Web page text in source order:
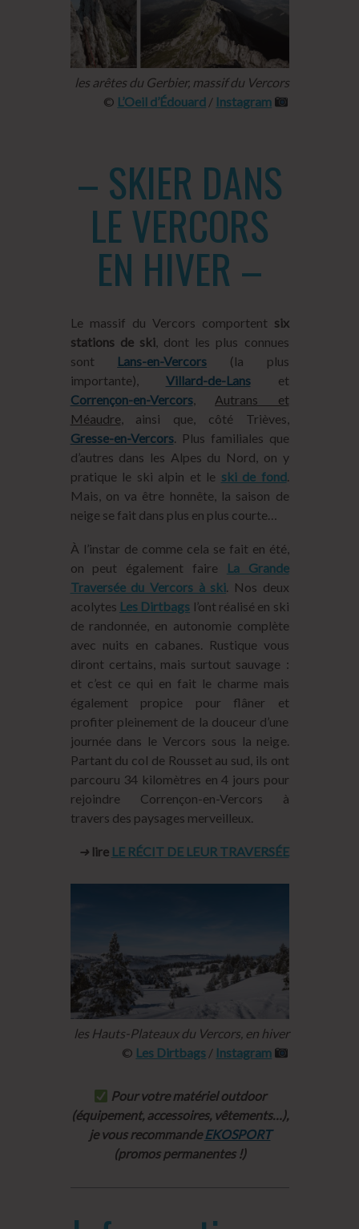
les arêtes du Gerbier, massif du Vercors
© L’Oeil d’Édouard / Instagram
– SKIER DANS
LE VERCORS
EN HIVER –
Le massif du Vercors comportent six
stations de ski, dont les plus connues
sont Lans-en-Vercors (la plus
importante), Villard-de-Lanset
Corrençon-en-Vercors, Autrans et
Méaudre, ainsi que, côté Trièves,
Gresse-en-Vercors. Plus familiales que
d’autres dans les Alpes du Nord, on y
pratique le ski alpin et le ski de fond.
Mais, on va être honnête, la saison de
neige se fait dans plus en plus courte…
À l’instar de comme cela se fait en été,
on peut également faire
La Grande
Traversée du Vercors à ski. Nos deux
acolytes Les Dirtbags l’ont réalisé en ski
de randonnée, en autonomie complète
avec nuits en cabanes. Rustique vous
diront certains, mais surtout sauvage :
et c’est ce qui en fait le charme mais
également propice pour flâner et
profiter pleinement de la douceur d’une
journée dans le Vercors sous la neige.
Partant du col de Rousset au sud, ils ont
parcouru 34 kilomètres en 4 jours pour
rejoindre Corrençon-en-Vercors à
travers des paysages merveilleux.
➜ lire LE RÉCIT DE LEUR TRAVERSÉE
les Hauts-Plateaux du Vercors, en hiver
© Les Dirtbags / Instagram
Pour votre matériel outdoor
(équipement, accessoires, vêtements…),
je vous recommandeEKOSPORT
(promos permanentes !)